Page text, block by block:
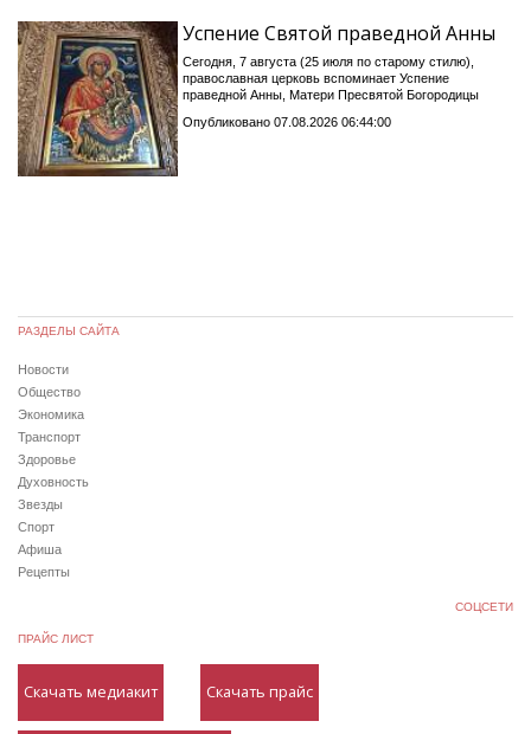
Успение Святой праведной Анны
Сегодня, 7 августа (25 июля по старому стилю),
православная церковь вспоминает Успение
праведной Анны, Матери Пресвятой Богородицы
Опубликовано 07.08.2026 06:44:00
РАЗДЕЛЫ САЙТА
Новости
Общество
Экономика
Транспорт
Здоровье
Духовность
Звезды
Спорт
Афиша
Рецепты
СОЦСЕТИ
ПРАЙС ЛИСТ
Скачать медиакит Скачать прайс